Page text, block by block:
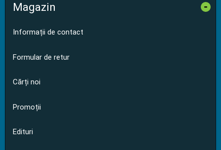
Magazin -
Informații de contact
Formular de retur
Cărți noi
Promoții
Edituri